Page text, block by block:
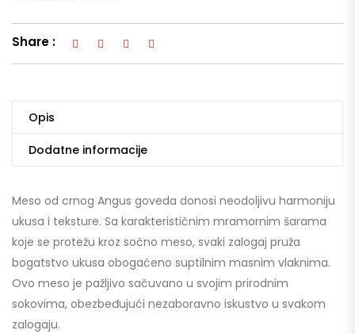
Share :
Opis
Dodatne informacije
Meso od crnog Angus goveda donosi neodoljivu harmoniju
ukusa i teksture. Sa karakterističnim mramornim šarama
koje se protežu kroz sočno meso, svaki zalogaj pruža
bogatstvo ukusa obogaćeno suptilnim masnim vlaknima.
Ovo meso je pažljivo sačuvano u svojim prirodnim
sokovima, obezbeđujući nezaboravno iskustvo u svakom
zalogaju.